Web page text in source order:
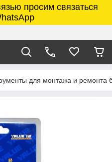
просим связаться
для монтажа и ремонта